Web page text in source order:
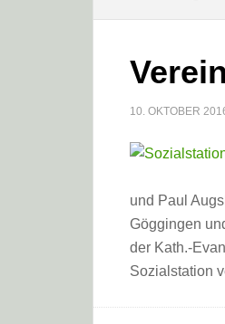
10. OKTOBER
und Paul
Göggingen
der Kath.-
Sozialstation